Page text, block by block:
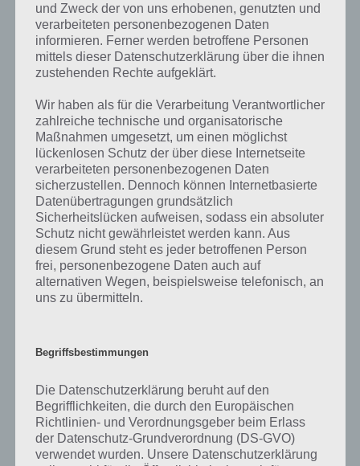
Kurze Begriffserklärung zur Lösung
Berechnen
Berechnen ist die Lösung für das tägliche Bonus Rätsel am
eigentlich und was gibt es dazu zu wissen? Passt das Wort auch zu
Heureka, also handelt es sich hierbei um eine interessante
Erfindung? Zu bestimmten Lösungen präsentieren wir daher auch
immer eine kurze Begriffserklärung!
Zu Berechnen haben wir zunächst keine weiteren Informationen
parat!
Auf WhatsApp teilen
Mehr Artikel hier auf Touchportal
und Zweck der von uns erhobenen, genutzten und
verarbeiteten personenbezogenen Daten
informieren. Ferner werden betroffene Personen
mittels dieser Datenschutzerklärung über die ihnen
zustehenden Rechte aufgeklärt.
Wir haben als für die Verarbeitung Verantwortlicher
zahlreiche technische und organisatorische
Maßnahmen umgesetzt, um einen möglichst
lückenlosen Schutz der über diese Internetseite
verarbeiteten personenbezogenen Daten
sicherzustellen. Dennoch können Internetbasierte
Datenübertragungen grundsätzlich
Sicherheitslücken aufweisen, sodass ein absoluter
Schutz nicht gewährleistet werden kann. Aus
diesem Grund steht es jeder betroffenen Person
frei, personenbezogene Daten auch auf
alternativen Wegen, beispielsweise telefonisch, an
uns zu übermitteln.
Begriffsbestimmungen
Die Datenschutzerklärung beruht auf den
Begrifflichkeiten, die durch den Europäischen
Richtlinien- und Verordnungsgeber beim Erlass
der Datenschutz-Grundverordnung (DS-GVO)
verwendet wurden. Unsere Datenschutzerklärung